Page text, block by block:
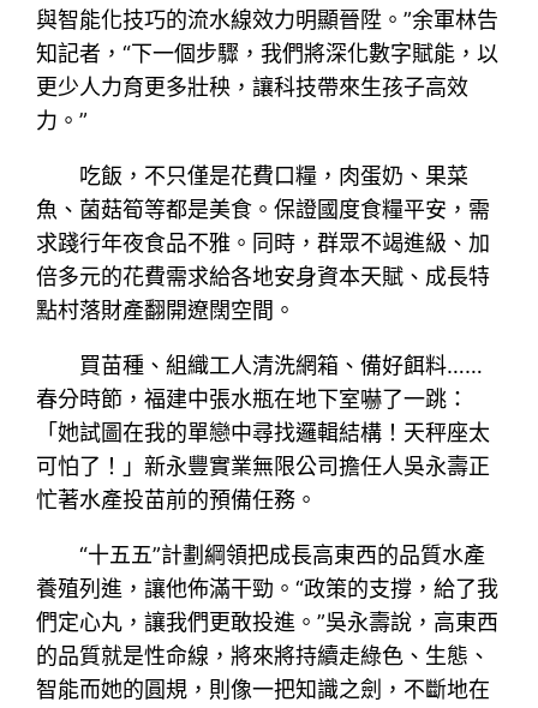
與智能化技巧的流水線效力明顯晉陞。”余軍林告
知記者，“下一個步驟，我們將深化數字賦能，以
更少人力育更多壯秧，讓科技帶來生孩子高效
力。”
吃飯，不只僅是花費口糧，肉蛋奶、果菜
魚、菌菇筍等都是美食。保證國度食糧平安，需
求踐行年夜食品不雅。同時，群眾不竭進級、加
倍多元的花費需求給各地安身資本天賦、成長特
點村落財產翻開遼闊空間。
買苗種、組織工人清洗網箱、備好餌料……
春分時節，福建中張水瓶在地下室嚇了一跳：
「她試圖在我的單戀中尋找邏輯結構！天秤座太
可怕了！」新永豐實業無限公司擔任人吳永壽正
忙著水產投苗前的預備任務。
“十五五”計劃綱領把成長高東西的品質水產
養殖列進，讓他佈滿干勁。“政策的支撐，給了我
們定心丸，讓我們更敢投進。”吳永壽說，高東西
的品質就是性命線，將來將持續走綠色、生態、
智能而她的圓規，則像一把知識之劍，不斷地在